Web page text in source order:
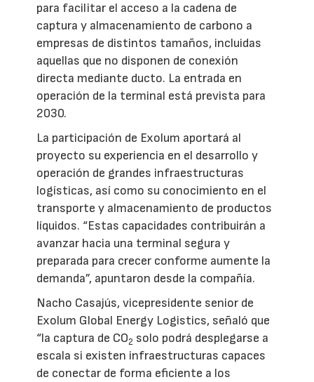
para facilitar el acceso a la cadena de
captura y almacenamiento de carbono a
empresas de distintos tamaños, incluidas
aquellas que no disponen de conexión
directa mediante ducto. La entrada en
operación de la terminal está prevista para
2030.
La participación de Exolum aportará al
proyecto su experiencia en el desarrollo y
operación de grandes infraestructuras
logísticas, así como su conocimiento en el
transporte y almacenamiento de productos
líquidos. “Estas capacidades contribuirán a
avanzar hacia una terminal segura y
preparada para crecer conforme aumente la
demanda”, apuntaron desde la compañía.
Nacho Casajús, vicepresidente senior de
Exolum Global Energy Logistics, señaló que
“la captura de CO2 solo podrá desplegarse a
escala si existen infraestructuras capaces
de conectar de forma eficiente a los